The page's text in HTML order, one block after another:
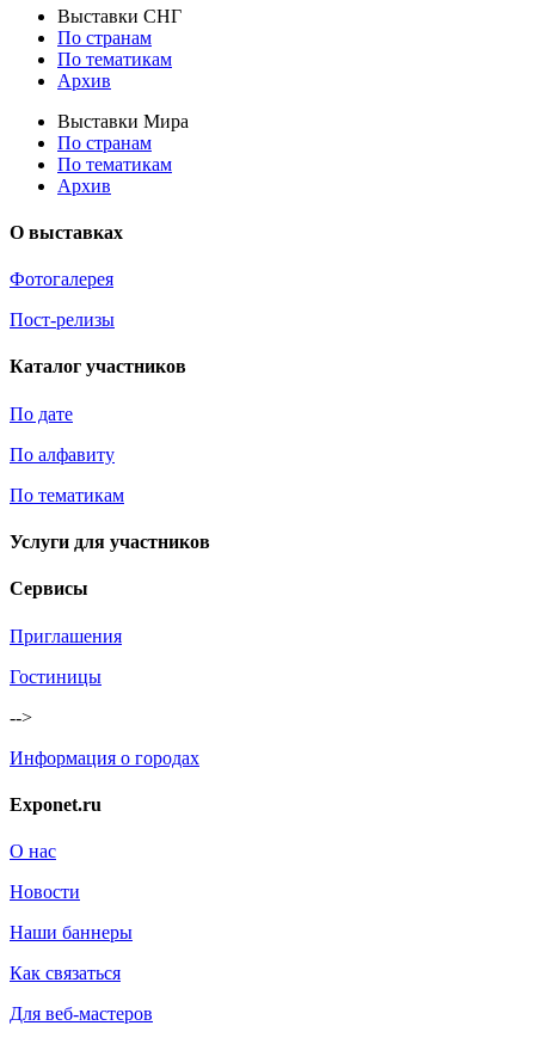
Выставки СНГ
По странам
По тематикам
Архив
Выставки Мира
По странам
По тематикам
Архив
О выставках
Фотогалерея
Пост-релизы
Каталог участников
По дате
По алфавиту
По тематикам
Услуги для участников
Сервисы
Приглашения
Гостиницы
-->
Информация о городах
Exponet.ru
О нас
Новости
Наши баннеры
Как связаться
Для веб-мастеров